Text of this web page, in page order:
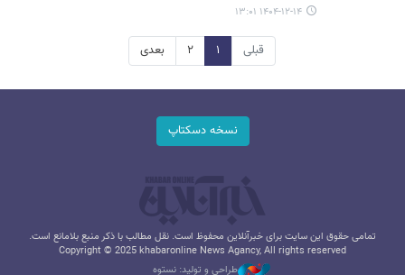
۱۴۰۴-۱۲-۱۴ ۱۳:۰۱
قبلی ۱ ۲ بعدی
نسخه دسکتاپ
تمامی حقوق این سایت برای خبرآنلاین محفوظ است. نقل مطالب با ذکر منبع بلامانع است.
Copyright © 2025 khabaronline News Agancy, All rights reserved
طراحی و تولید: نستوه